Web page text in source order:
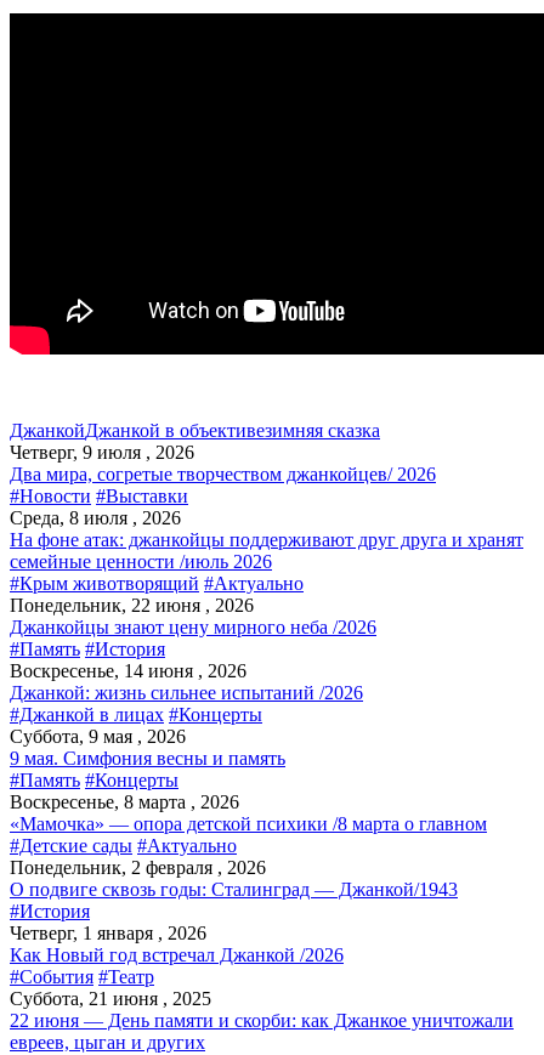
ДжанкойДжанкой в объективезимняя сказка
Четверг, 9 июля , 2026
Два мира, согретые творчеством джанкойцев/ 2026
#Новости #Выставки
Среда, 8 июля , 2026
На фоне атак: джанкойцы поддерживают друг друга и хранят
семейные ценности /июль 2026
#Крым животворящий #Актуально
Понедельник, 22 июня , 2026
Джанкойцы знают цену мирного неба /2026
#Память #История
Воскресенье, 14 июня , 2026
Джанкой: жизнь сильнее испытаний /2026
#Джанкой в лицах #Концерты
Суббота, 9 мая , 2026
9 мая. Симфония весны и память
#Память #Концерты
Воскресенье, 8 марта , 2026
«Мамочка» — опора детской психики /8 марта о главном
#Детские сады #Актуально
Понедельник, 2 февраля , 2026
О подвиге сквозь годы: Сталинград — Джанкой/1943
#История
Четверг, 1 января , 2026
Как Новый год встречал Джанкой /2026
#События #Театр
Суббота, 21 июня , 2025
22 июня — День памяти и скорби: как Джанкое уничтожали
евреев, цыган и других